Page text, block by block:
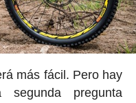
más fácil. Pero hay
pregunta